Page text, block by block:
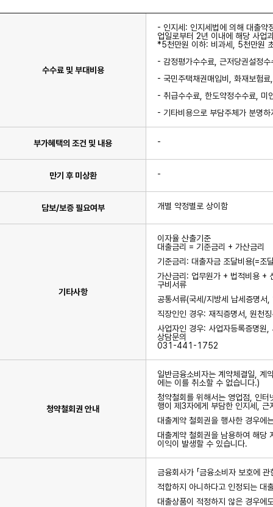
수수료 및 부대비용
- 인지세: 인지세법에 의해 대출약
업일로부터 2년 이내에 해당 사업
*5천만원 이하: 비과세, 5천만원
- 감정평가수수료, 근저당권설정
- 국민주택채권매입비, 화재보험
- 취급수수료, 한도약정수수료, 미
- 기타비용으로 부담주체가 분명
부가혜택의 조건 및 내용 -
만기 후 미상환 -
담보/보증 필요여부 개별 약정별로 상이함
기타사항
이자율 산출기준
대출금리 = 기준금리 + 가산금리
기준금리: 대출자금 조달비용(=조
가산금리: 업무원가 + 법적비용 +
구비서류
공통서류(국세/지방세 납세증명서
직장인인 경우: 재직증명서, 원천
사업자인 경우: 사업자등록증명원
상담문의
031-441-1752
청약철회권 안내
일반금융소비자는 계약체결일, 계
에는 이를 취소할 수 없습니다.)
청약철회를 위해서는 영업점, 인
행이 제3자에게 부담한 인지세, 근
대출계약 철회권을 행사한 경우에
대출계약 철회권을 남용하여 해당
이익이 발생할 수 있습니다.
금융회사가 「금융소비자 보호에
적합하지 아니하다고 인정되는 대
대출상품이 적정하지 않은 경우에